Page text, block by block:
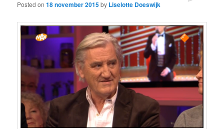
Posted on18 november 2015by Liselotte Doeswijk